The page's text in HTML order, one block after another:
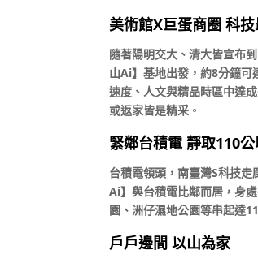
美術館X巨蛋商圈 科
隨著陽明交大、清大皆宣布
山Ai】基地出發，約8分鐘可
速度、人文與精品時區中達
或返家皆是精采 。
緊鄰台積電 靜取110
台積電領頭，南臺灣S科技
Ai】與台積電比鄰而居，身
園、洲仔濕地公園等串起達
戶戶邊間 以山為家